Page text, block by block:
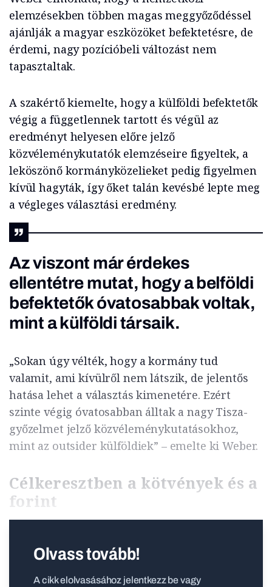
elemzésekben többen magas meggyőződéssel
ajánlják a magyar eszközöket befektetésre, de
érdemi, nagy pozícióbeli változást nem
tapasztaltak.
A szakértő kiemelte, hogy a külföldi befektetők
végig a függetlennek tartott és végül az
eredményt helyesen előre jelző
közvéleménykutatók elemzéseire figyeltek, a
leköszönő kormányközelieket pedig figyelmen
kívül hagyták, így őket talán kevésbé lepte meg
a végleges választási eredmény.
Az viszont már érdekes
ellentétre mutat, hogy a belföldi
befektetők óvatosabbak voltak,
mint a külföldi társaik.
„Sokan úgy vélték, hogy a kormány tud
valamit, ami kívülről nem látszik, de jelentős
hatása lehet a választás kimenetére. Ezért
szinte végig óvatosabban álltak a nagy Tisza-
győzelmet jelző közvéleménykutatásokhoz,
mint az outsider külföldiek” – emelte ki Weber.
Célkeresztben a kötvények és a
forint
Olvass tovább!
A cikk elolvasásához jelentkezz be vagy